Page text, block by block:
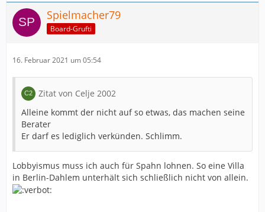
Spielmacher79
Board-Grufti
16. Februar 2021 um 05:54
Zitat von Celje 2002
Alleine kommt der nicht auf so etwas, das machen seine
Berater
Er darf es lediglich verkünden. Schlimm.
Lobbyismus muss ich auch für Spahn lohnen. So eine Villa
in Berlin-Dahlem unterhält sich schließlich nicht von allein.